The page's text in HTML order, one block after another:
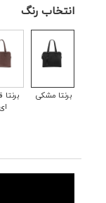
انتخاب رنگ
برنتا مشکی
ای